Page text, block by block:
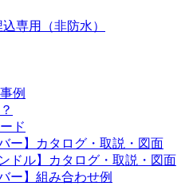
専用（非防水）
例
ド
ー】カタログ・取説・図面
ドル】カタログ・取説・図面
ー】組み合わせ例